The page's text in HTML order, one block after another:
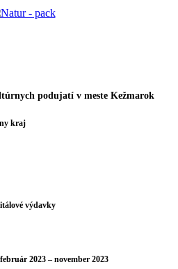
podujatí v meste Kežmarok
kraj
výdavky
február 2023 – november 2023